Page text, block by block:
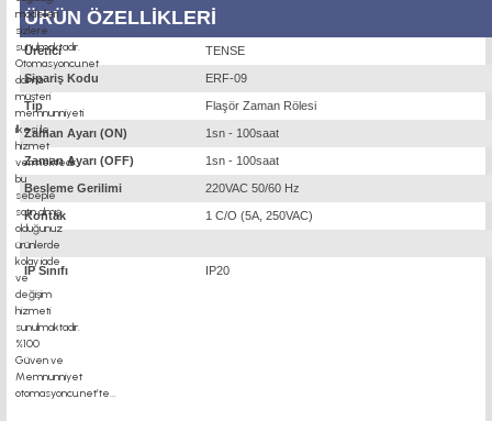
ÜRÜN ÖZELLİKLERİ
Üretici TENSE
Sipariş Kodu ERF-09
Tip Flaşör Zaman Rölesi
Zaman Ayarı (ON) 1sn - 100saat
Zaman Ayarı (OFF) 1sn - 100saat
Besleme Gerilimi 220VAC 50/60 Hz
Kontak 1 C/O (5A, 250VAC)
IP Sınıfı IP20